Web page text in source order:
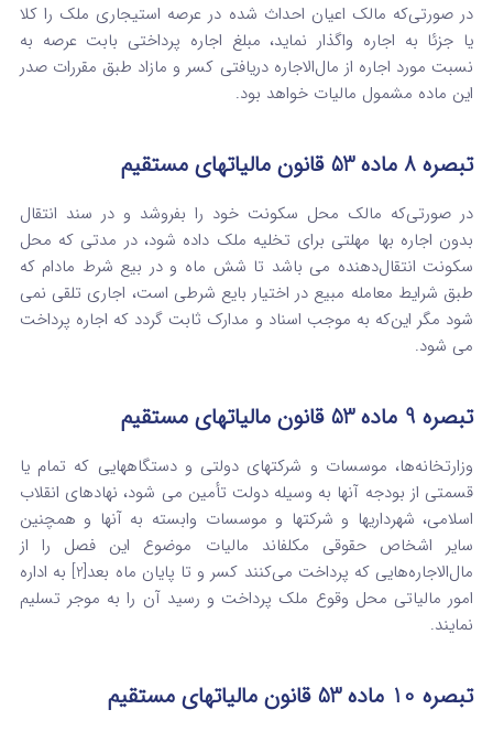
در صورتی‌که مالک اعیان احداث شده در عرصه استیجاری ملک را کلا
یا جزئا به اجاره واگذار نماید، مبلغ اجاره پرداختی بابت عرصه‌ به
نسبت مورد اجاره از مال‌الاجاره دریافتی کسر و مازاد طبق مقررات صدر
این ماده مشمول مالیات خواهد بود.
‌تبصره‌ 8 ماده 53 قانون مالیاتهای مستقیم
در صورتی‌که مالک محل سکونت خود را بفروشد و در سند انتقال
بدون اجاره­ بها مهلتی برای تخلیه ملک داده شود، در مدتی که محل‌
سکونت انتقال‌دهنده می‌ باشد تا شش ماه و در بیع شرط مادام که
طبق شرایط معامله مبیع در اختیار بایع شرطی است، اجاری تلقی نمی‌
شود مگر این‌که‌ به موجب اسناد و مدارک ثابت گردد که اجاره پرداخت
می‌ شود.
تبصره ‌9 ماده 53 قانون مالیاتهای مستقیم
وزارتخانه‌ها، موسسات و شرکتهای دولتی و دستگاههایی که تمام یا
قسمتی از بودجه آنها به وسیله دولت تأمین می‌ شود، نهادهای انقلاب
‌اسلامی، شهرداریها و شرکتها و موسسات وابسته به آنها و همچنین
سایر اشخاص حقوقی مکلف­اند مالیات موضوع این فصل را از
مال‌الاجاره‌هایی که ‌پرداخت می‌کنند کسر و تا پایان ماه بعد[2] به ‌اداره
امور مالیاتی محل وقوع ملک پرداخت و رسید آن را به موجر تسلیم
نمایند.
تبصره 10 ماده 53 قانون مالیاتهای مستقیم